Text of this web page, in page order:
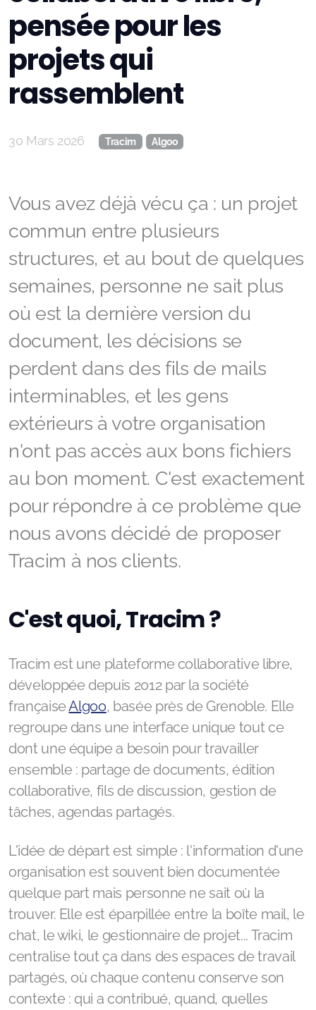
pensée pour les
projets qui
rassemblent
30 Mars 2026 Tracim Algoo
Vous avez déjà vécu ça : un projet
commun entre plusieurs
structures, et au bout de quelques
semaines, personne ne sait plus
où est la dernière version du
document, les décisions se
perdent dans des fils de mails
interminables, et les gens
extérieurs à votre organisation
n'ont pas accès aux bons fichiers
au bon moment. C'est exactement
pour répondre à ce problème que
nous avons décidé de proposer
Tracim à nos clients.
C'est quoi, Tracim ?
Tracim est une plateforme collaborative libre,
développée depuis 2012 par la société
françaiseAlgoo, basée près de Grenoble. Elle
regroupe dans une interface unique tout ce
dont une équipe a besoin pour travailler
ensemble : partage de documents, édition
collaborative, fils de discussion, gestion de
tâches, agendas partagés.
L'idée de départ est simple : l'information d'une
organisation est souvent bien documentée
quelque part mais personne ne sait où la
trouver. Elle est éparpillée entre la boîte mail, le
chat, le wiki, le gestionnaire de projet... Tracim
centralise tout ça dans des espaces de travail
partagés, où chaque contenu conserve son
contexte : qui a contribué, quand, quelles
Formation - Bureautique : Ubuntu, utilisation au
quotidien